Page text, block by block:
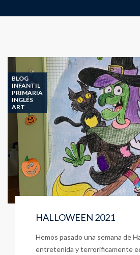
BLOG
INFANTIL
PRIMARIA
INGLÉS
ART
HALLOWEEN 2021
Hemos pasado una semana de
entretenida y terroríficamente